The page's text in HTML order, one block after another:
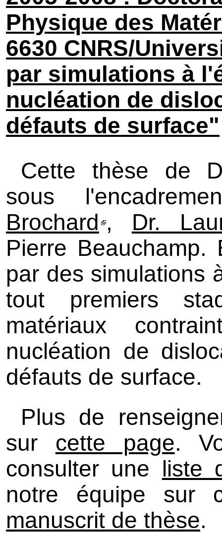
Physique des
6630 CNRS/
par simulations à
nucléation de
défauts de surface"
Cette thèse de
sous
Brochard , Dr.
Pierre
par des simulations
tout premiers
matériaux
nucléation de
défauts de surface.
Plus de
sur cette page.
consulter une liste
notre équipe sur
manuscrit de thèse.